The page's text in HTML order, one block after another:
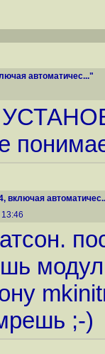
автоматичес..."
включая
;-)